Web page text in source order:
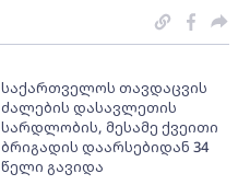
საქართველოს თავდაცვის
ძალების დასავლეთის
სარდლობის, მესამე ქვეითი
ბრიგადის დაარსებიდან 34
წელი გავიდა